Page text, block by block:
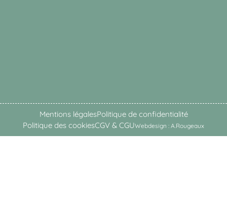
Mentions légalesPolitique de confidentialité
Politique des cookiesCGV & CGUWebdesign : A.Rougeaux